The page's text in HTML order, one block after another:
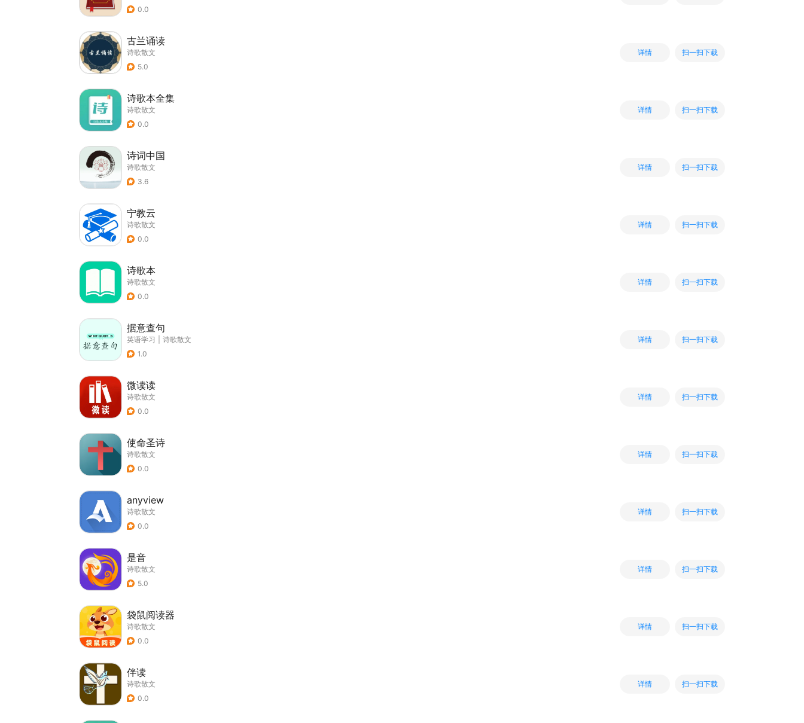
0.0
古兰诵读
诗歌散文
5.0
详情 扫一扫下载
诗歌本全集
诗歌散文
0.0
详情 扫一扫下载
诗词中国
诗歌散文
3.6
详情 扫一扫下载
宁教云
诗歌散文
0.0
详情 扫一扫下载
诗歌本
诗歌散文
0.0
详情 扫一扫下载
据意查句
英语学习
诗歌散文
1.0
详情 扫一扫下载
微读读
诗歌散文
0.0
详情 扫一扫下载
使命圣诗
诗歌散文
0.0
详情 扫一扫下载
anyview
诗歌散文
0.0
详情 扫一扫下载
是音
诗歌散文
5.0
详情 扫一扫下载
袋鼠阅读器
诗歌散文
0.0
详情 扫一扫下载
伴读
诗歌散文
0.0
详情 扫一扫下载